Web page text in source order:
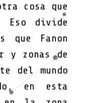
cosa que
divide
que Fanon
y zonas de
del mundo
en esta